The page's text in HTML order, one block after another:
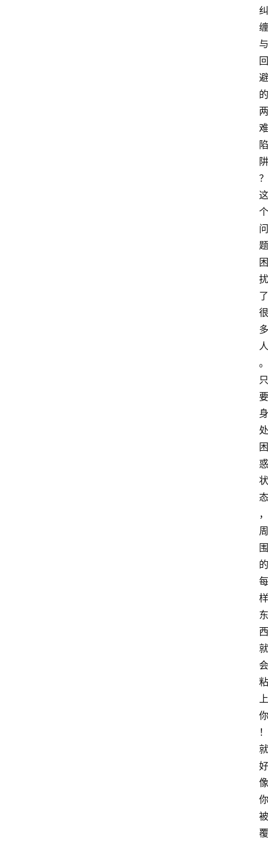
纠
缠
与
回
避
的
两
难
陷
阱
？
这
个
问
题
困
扰
了
很
多
人
。
只
要
身
处
困
惑
状
态
，
周
围
的
每
样
东
西
就
会
粘
上
你
！
就
好
像
你
被
覆